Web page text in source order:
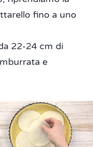
fino a uno
22-24 cm di
e